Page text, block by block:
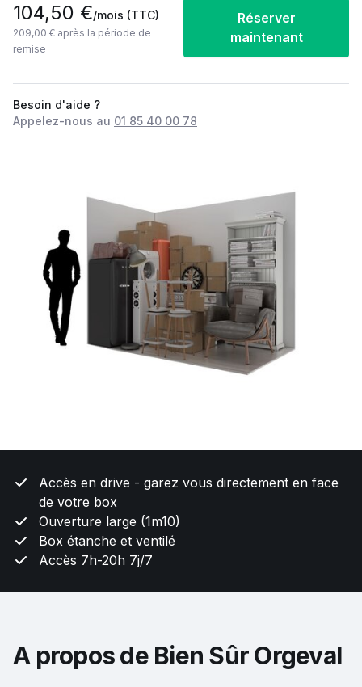
104,50 €/mois (TTC)
209,00 € après la période de
remise
Réserver
maintenant
Besoin d'aide ?
Appelez-nous au 01 85 40 00 78
Accès en drive - garez vous directement en face
de votre box
Ouverture large (1m10)
Box étanche et ventilé
Accès 7h-20h 7j/7
A propos de Bien Sûr Orgeval